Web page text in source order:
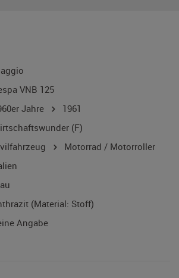
VNB 125
Jahre
1961
(F)
Motorrad / Motorroller
(Material: Stoff)
Angabe